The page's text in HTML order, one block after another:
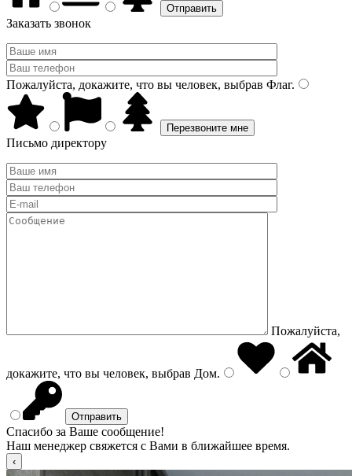
Заказать звонок
Пожалуйста, докажите, что вы человек, выбрав Флаг.
Письмо директору
Пожалуйста,
докажите, что вы человек, выбрав Дом.
Спасибо за Ваше сообщение!
Наш менеджер свяжется с Вами в ближайшее время.